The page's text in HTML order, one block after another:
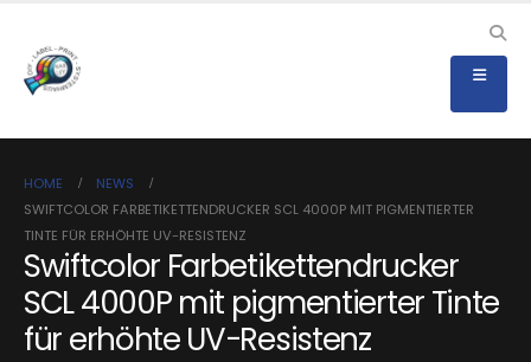
HOME
NEWS
SWIFTCOLOR FARBETIKETTENDRUCKER SCL 4000P MIT PIGMENTIERTER
TINTE FÜR ERHÖHTE UV-RESISTENZ
Swiftcolor Farbetikettendrucker
SCL 4000P mit pigmentierter Tinte
für erhöhte UV-Resistenz